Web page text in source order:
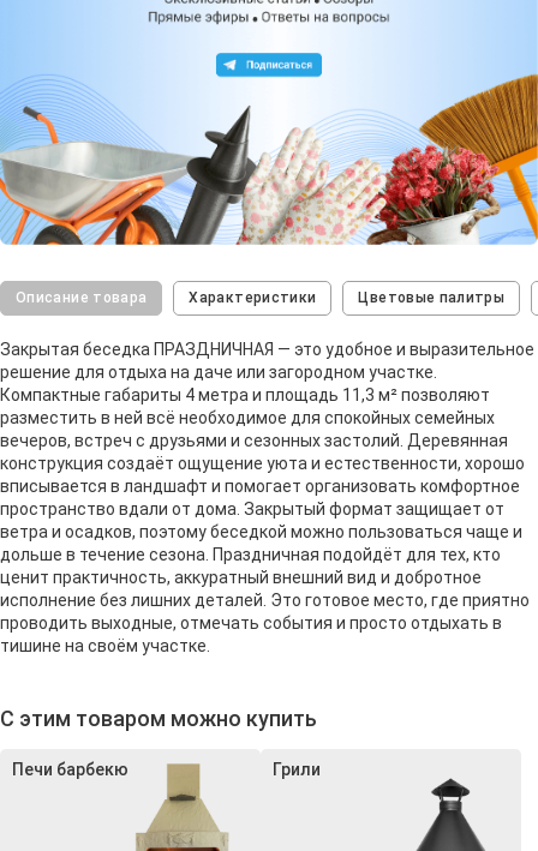
Описание товара Характеристики Цветовые палитры
Закрытая беседка ПРАЗДНИЧНАЯ — это удобное и выразительное
решение для отдыха на даче или загородном участке.
Компактные габариты 4 метра и площадь 11,3 м² позволяют
разместить в ней всё необходимое для спокойных семейных
вечеров, встреч с друзьями и сезонных застолий. Деревянная
конструкция создаёт ощущение уюта и естественности, хорошо
вписывается в ландшафт и помогает организовать комфортное
пространство вдали от дома. Закрытый формат защищает от
ветра и осадков, поэтому беседкой можно пользоваться чаще и
дольше в течение сезона. Праздничная подойдёт для тех, кто
ценит практичность, аккуратный внешний вид и добротное
исполнение без лишних деталей. Это готовое место, где приятно
проводить выходные, отмечать события и просто отдыхать в
тишине на своём участке.
С этим товаром можно купить
Печи барбекю Грили